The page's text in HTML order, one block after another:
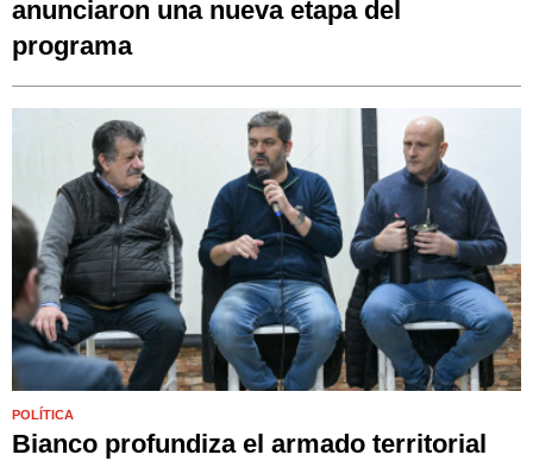
anunciaron una nueva etapa del
programa
POLÍTICA
Bianco profundiza el armado territorial